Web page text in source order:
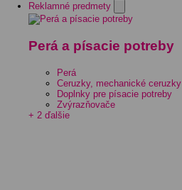
Reklamné predmety
Perá a písacie potreby
Perá
Ceruzky, mechanické ceruzky
Doplnky pre písacie potreby
Zvýrazňovače
+ 2 ďalšie